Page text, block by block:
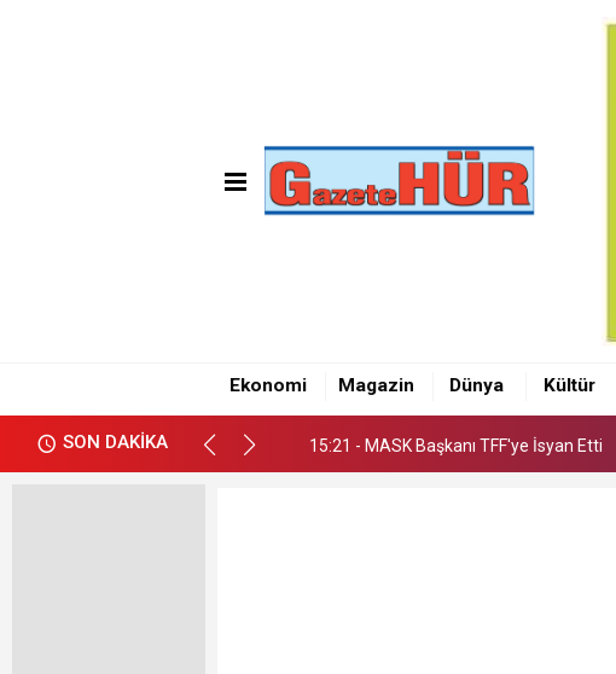
Ekonomi Magazin Dünya Kültür
SON DAKİKA
15:21 - MASK Başkanı TFF'ye İsyan Etti
15:21 - MASK Başkanı TFF'ye İsyan Etti